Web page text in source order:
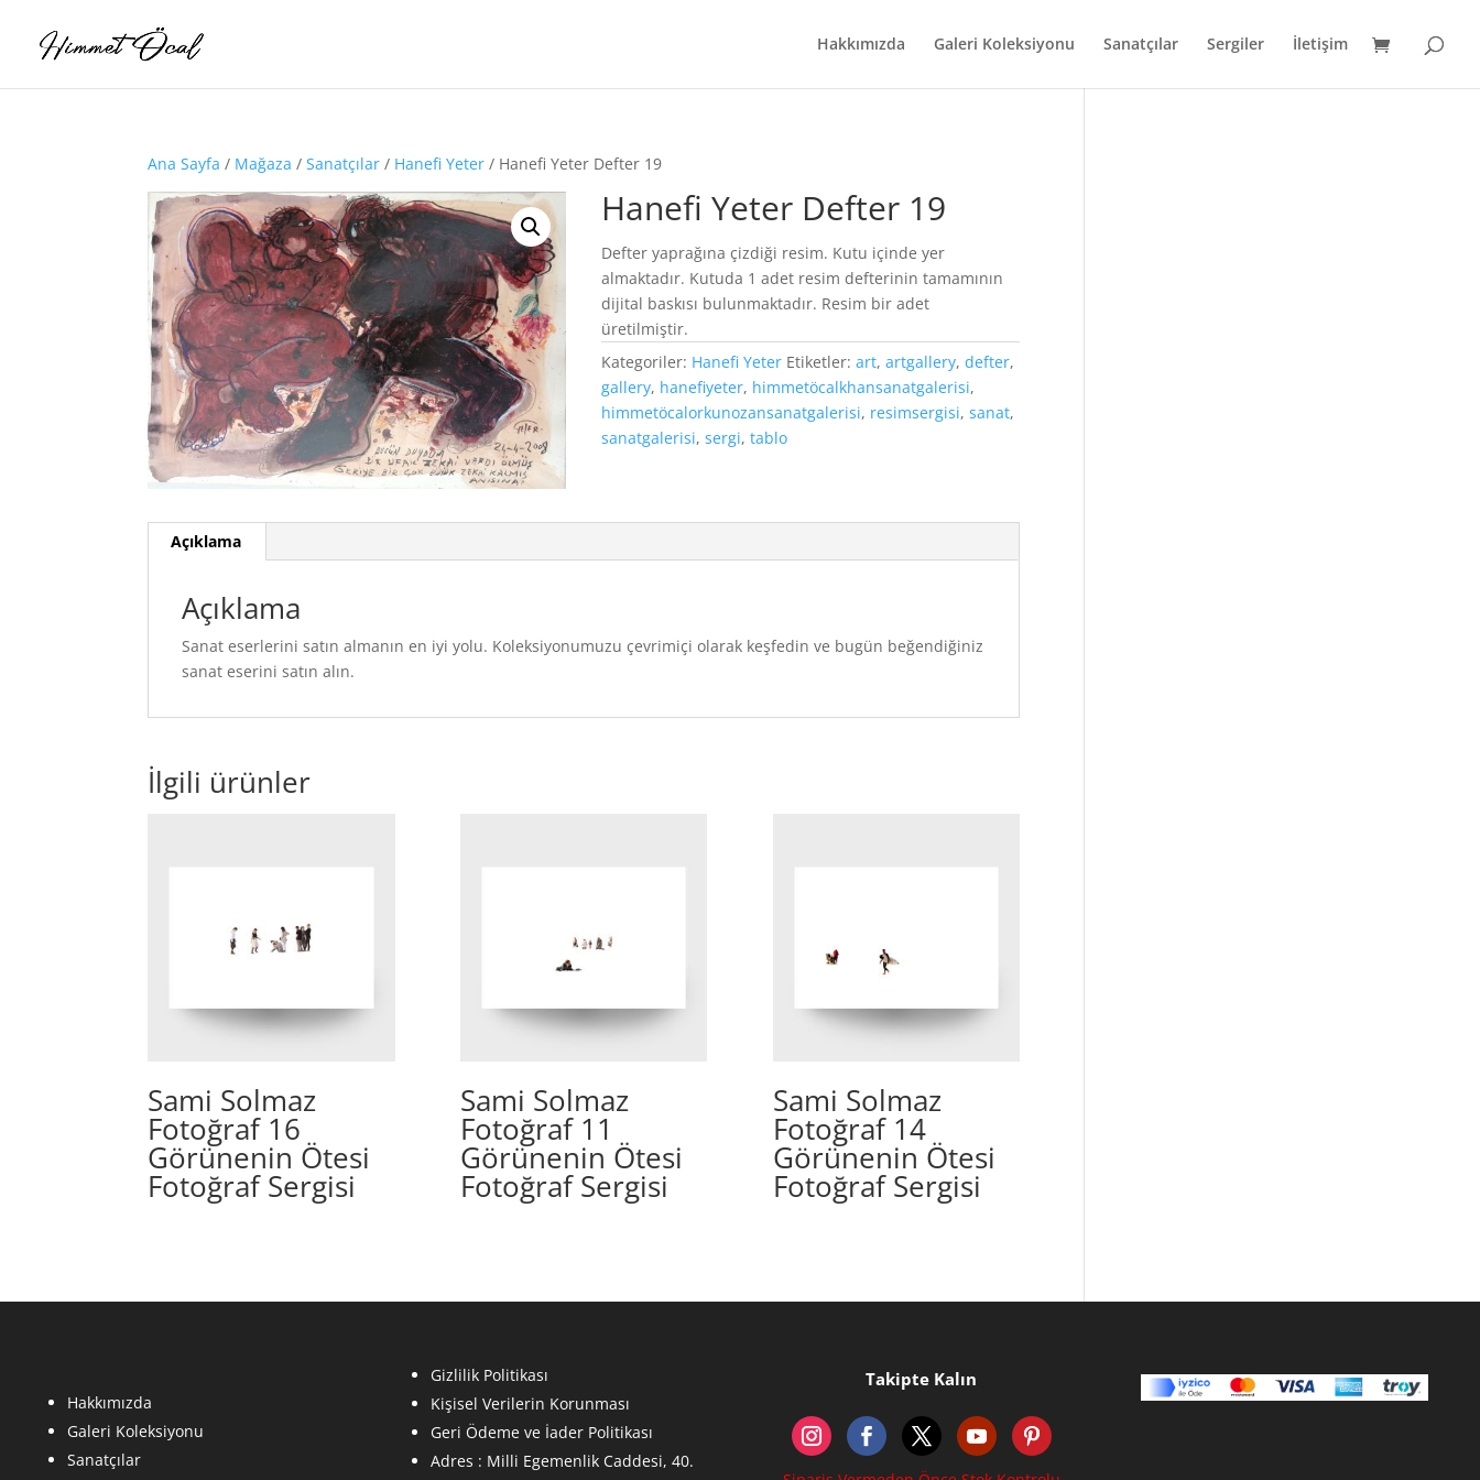
Hakkımızda Galeri Koleksiyonu Sanatçılar Sergiler İletişim
Ana Sayfa / Mağaza /Sanatçılar / Hanefi Yeter / Hanefi Yeter Defter 19
Hanefi Yeter Defter 19
Defter yaprağına çizdiği resim. Kutu içinde yer
almaktadır. Kutuda 1 adet resim defterinin tamamının
dijital baskısı bulunmaktadır. Resim bir adet
üretilmiştir.
Kategoriler: Hanefi Yeter Etiketler:art,artgallery,defter,
gallery, hanefiyeter, himmetöcalkhansanatgalerisi,
himmetöcalorkunozansanatgalerisi, resimsergisi,sanat,
sanatgalerisi,sergi,tablo
Açıklama
Açıklama
Sanat eserlerini satın almanın en iyi yolu. Koleksiyonumuzu çevrimiçi olarak keşfedin ve bugün beğendiğiniz
sanat eserini satın alın.
İlgili ürünler
Sami Solmaz
Fotoğraf 16
Görünenin Ötesi
Fotoğraf Sergisi
Sami Solmaz
Fotoğraf 11
Görünenin Ötesi
Fotoğraf Sergisi
Sami Solmaz
Fotoğraf 14
Görünenin Ötesi
Fotoğraf Sergisi
Hakkımızda
Galeri Koleksiyonu
Sanatçılar
Gizlilik Politikası
Kişisel Verilerin Korunması
Geri Ödeme ve İader Politikası
Adres : Milli Egemenlik Caddesi, 40.
Takipte Kalın